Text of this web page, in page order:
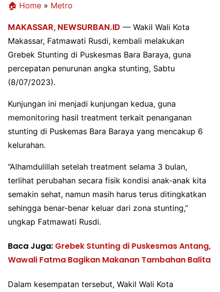
🏠 Home » Metro
MAKASSAR, NEWSURBAN.ID — Wakil Wali Kota
Makassar, Fatmawati Rusdi, kembali melakukan
Grebek Stunting di Puskesmas Bara Baraya, guna
percepatan penurunan angka stunting, Sabtu
(8/07/2023).
Kunjungan ini menjadi kunjungan kedua, guna
memonitoring hasil treatment terkait penanganan
stunting di Puskemas Bara Baraya yang mencakup 6
kelurahan.
“Alhamdulillah setelah treatment selama 3 bulan,
terlihat perubahan secara fisik kondisi anak-anak kita
semakin sehat, namun masih harus terus ditingkatkan
sehingga benar-benar keluar dari zona stunting,”
ungkap Fatmawati Rusdi.
Baca Juga: Grebek Stunting di Puskesmas Antang,
Wawali Fatma Bagikan Makanan Tambahan Balita
Dalam kesempatan tersebut, Wakil Wali Kota